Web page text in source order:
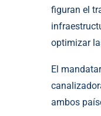
figuran el
optimizar
El
ambos